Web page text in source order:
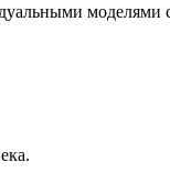
моделями